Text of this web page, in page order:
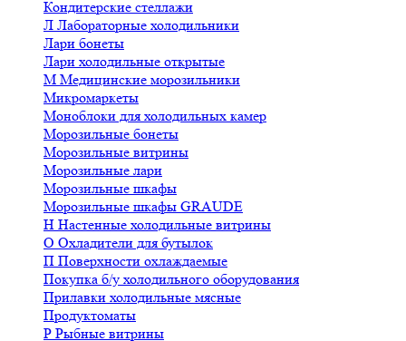
Кондитерские стеллажи
Л Лабораторные холодильники
Лари бонеты
Лари холодильные открытые
М Медицинские морозильники
Микромаркеты
Моноблоки для холодильных камер
Морозильные бонеты
Морозильные витрины
Морозильные лари
Морозильные шкафы
Морозильные шкафы GRAUDE
Н Настенные холодильные витрины
О Охладители для бутылок
П Поверхности охлаждаемые
Покупка б/у холодильного оборудования
Прилавки холодильные мясные
Продуктоматы
Р Рыбные витрины